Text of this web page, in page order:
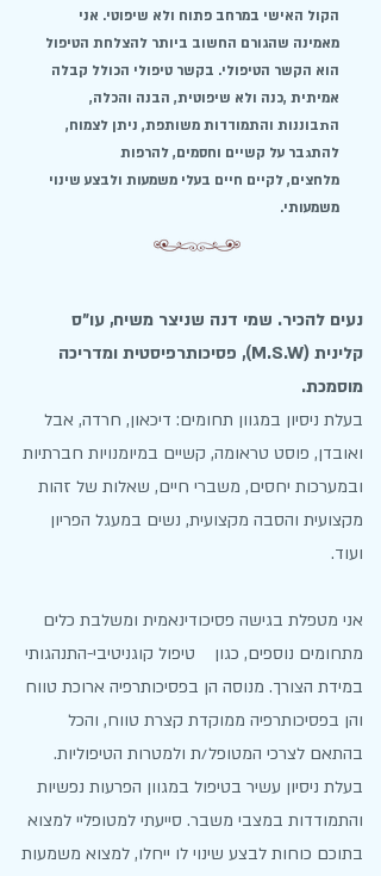
הקול האישי במרחב פתוח ולא שיפוטי. אני
מאמינה שהגורם החשוב ביותר להצלחת הטיפול
הוא הקשר הטיפולי. בקשר טיפולי הכולל קבלה
אמיתית ,כנה ולא שיפוטית, הבנה והכלה,
התבוננות והתמודדות משותפת, ניתן לצמוח,
להתגבר על קשיים וחסמים, להרפות
מלחצים, לקיים חיים בעלי משמעות ולבצע שינוי
משמעותי.
נעים להכיר. שמי דנה שניצר משיח, עו"ס
קלינית (M.S.W), פסיכותרפיסטית ומדריכה
מוסמכת.
בעלת ניסיון במגוון תחומים: דיכאון, חרדה, אבל
ואובדן, פוסט טראומה, קשיים במיומנויות חברתיות
ובמערכות יחסים, משברי חיים, שאלות של זהות
מקצועית והסבה מקצועית, נשים במעגל הפריון
ועוד.
אני מטפלת בגישה פסיכודינאמית ומשלבת כלים
מתחומים נוספים, כגון טיפול קוגניטיבי-התנהגותי
במידת הצורך. מנוסה הן בפסיכותרפיה ארוכת טווח
והן בפסיכותרפיה ממוקדת קצרת טווח, והכל
בהתאם לצרכי המטופל/ת ולמטרות הטיפוליות.
בעלת ניסיון עשיר בטיפול במגוון הפרעות נפשיות
והתמודדות במצבי משבר. סייעתי למטופליי למצוא
בתוכם כוחות לבצע שינוי לו ייחלו, למצוא משמעות